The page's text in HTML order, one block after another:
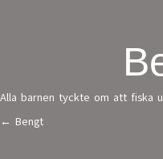
Alla barnen tyckte om att fiska
Posts
← Bengt